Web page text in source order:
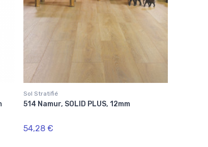
Sol Stratifié
514 Namur, SOLID PLUS, 12mm
54,28 €